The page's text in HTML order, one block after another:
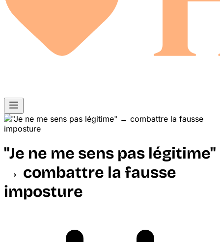
"Je ne me sens pas légitime"
→ combattre la fausse
imposture